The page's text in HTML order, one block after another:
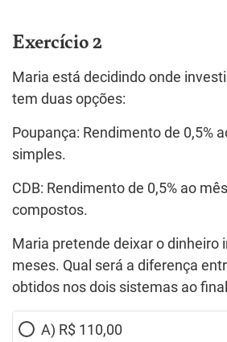
Exercício 2
Maria está decidindo onde
tem duas opções:
Poupança: Rendimento de 0,5%
simples.
CDB: Rendimento de 0,5% ao
compostos.
Maria pretende deixar o dinheiro
meses. Qual será a diferença
obtidos nos dois sistemas ao
A) R$ 110,00